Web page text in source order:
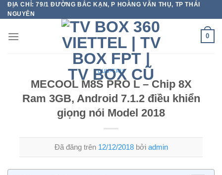
Chuyển
đến
dung
ĐỊA CHỈ: 79/1 ĐƯỜNG BẮC KẠN, P HOÀNG VĂN THỤ, TP THÁI
NGUYÊN
0
LUU-TRU
MECOOL M8S PRO L – Chip 8X
Ram 3GB, Android 7.1.2 điều khiển
giọng nói Model 2018
Đã đăng trên 12/12/2018 bởi admin